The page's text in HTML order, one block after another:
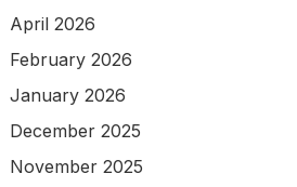
April 2026
February 2026
January 2026
December 2025
November 2025